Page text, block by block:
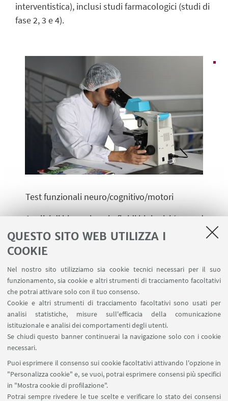
QUESTO SITO WEB UTILIZZA I
COOKIE
Nel nostro sito utilizziamo sia cookie tecnici necessari per il suo
funzionamento, sia cookie e altri strumenti di tracciamento facoltativi
che potrai attivare solo con il tuo consenso.
Cookie e altri strumenti di tracciamento facoltativi sono usati per
analisi statistiche, misure sull'efficacia della comunicazione
istituzionale e analisi dei comportamenti degli utenti.
Se chiudi questo banner continuerai la navigazione solo con i cookie
necessari.
Puoi esprimere il consenso sui cookie facoltativi attivando l'opzione in
"Personalizza cookie" e, se vuoi, potrai esprimere consensi più specifici
in "Mostra cookie di profilazione".
Potrai sempre rivedere le tue scelte e verificare lo stato dei consensi
interventistica), inclusi studi farmacologici (studi di
fase 2, 3 e 4).
Test funzionali neuro/cognitivo/motori
Analisi dibiomarkersin fluidi biologici (secondo
procedure EMA-conformi)
Genotipizzazione
pazienti , test farmacogenetici
Studiper validazione clinica di dispositivi medici
impiantabili ed indossabili e per il monitoraggio
Studi di validazione di ausili perla riabilitazione
Digital biomarkers discovery
CONTATTACI